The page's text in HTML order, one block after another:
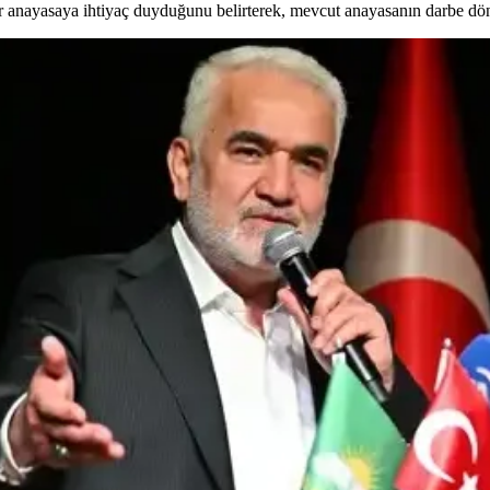
ihtiyaç duyduğunu belirterek, mevcut anayasanın darbe